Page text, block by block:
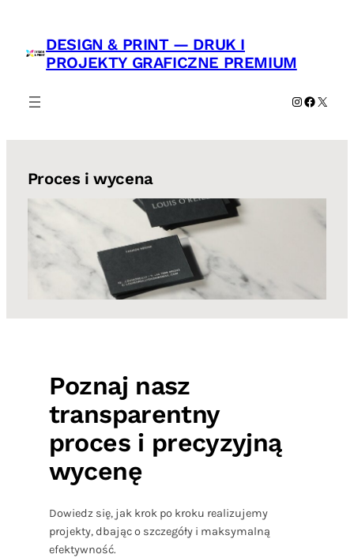
treści
DESIGN & PRINT — DRUK I
PROJEKTY GRAFICZNE PREMIUM
Instagram
X
Proces i wycena
Poznaj nasz
transparentny
proces i precyzyjną
wycenę
Dowiedz się, jak krok po kroku realizujemy
projekty, dbając o szczegóły i maksymalną
efektywność.